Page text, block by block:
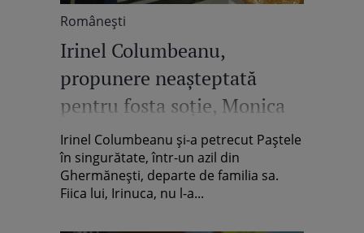
Româneşti
Irinel Columbeanu,
propunere neașteptată
pentru fosta soție, Monica
Gabor, și partenerul ei, Mr.
Pink
Irinel Columbeanu și-a petrecut Paștele
în singurătate, într-un azil din
Ghermănești, departe de familia sa.
Fiica lui, Irinuca, nu l-a...